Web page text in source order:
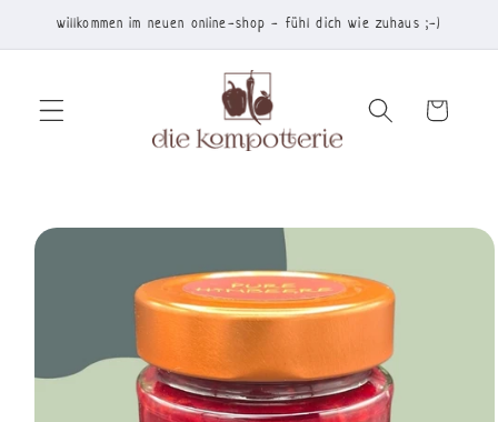
zum
Inhalt
willkommen im neuen online-shop - fühl dich wie zuhaus ;-)
Warenkorb